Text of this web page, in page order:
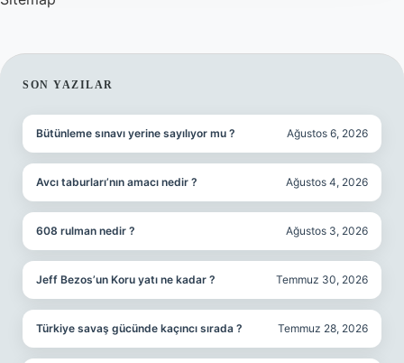
SIDEBAR
SON YAZILAR
Bütünleme sınavı yerine sayılıyor mu ? Ağustos 6, 2026
Avcı taburları’nın amacı nedir ? Ağustos 4, 2026
608 rulman nedir ? Ağustos 3, 2026
Jeff Bezos’un Koru yatı ne kadar ? Temmuz 30, 2026
Türkiye savaş gücünde kaçıncı sırada ? Temmuz 28, 2026